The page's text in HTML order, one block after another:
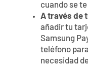
cuando se
A través de
añadir tu
Samsung
teléfono
necesidad